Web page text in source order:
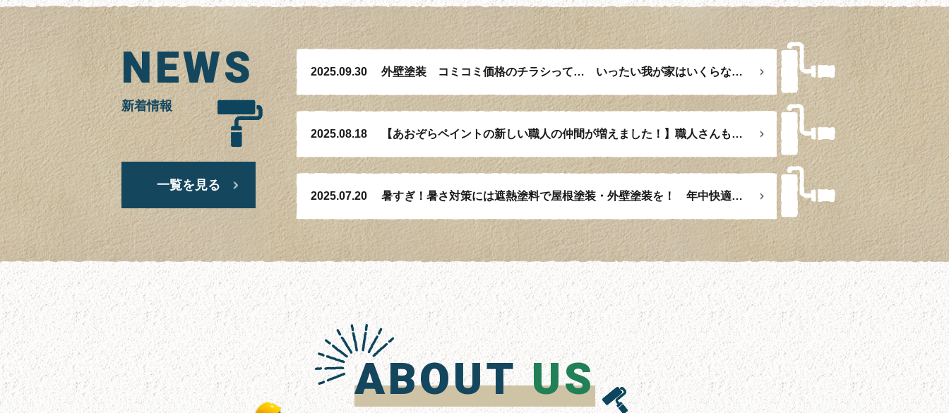
NEWS
新着情報
一覧を見る
2025.09.30 外壁塗装 コミコミ価格のチラシって… いったい我が家はいくらなん？？
2025.08.18 【あおぞらペイントの新しい職人の仲間が増えました！】職人さんも募集中です
2025.07.20 暑すぎ！暑さ対策には遮熱塗料で屋根塗装・外壁塗装を！ 年中快適に過ごせます！
ABOUTUS